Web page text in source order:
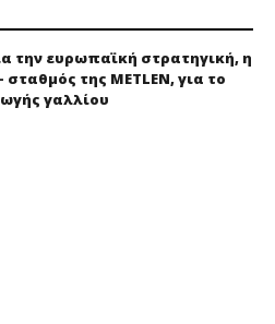
την ευρωπαϊκή στρατηγική, η
της METLEN, για το
γαλλίου